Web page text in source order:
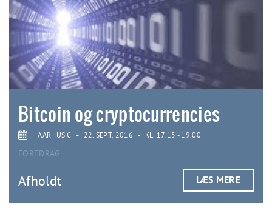
Bitcoin og cryptocurrencies
AARHUS C • 22. SEPT. 2016 • KL. 17.15 - 19.00
FOREDRAG
Afholdt LÆS MERE